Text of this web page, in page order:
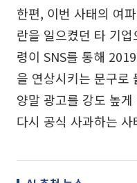
한편, 이번 사태의 여
란을 일으켰던 타 기
령이 SNS를 통해
을 연상시키는 문구로
양말 광고를 강도 높
다시 공식 사과하는